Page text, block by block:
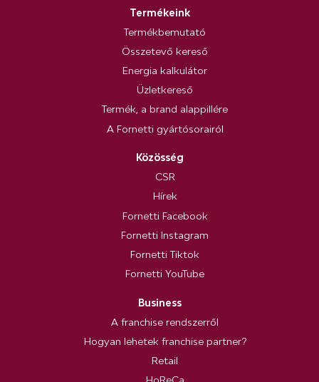
Termékeink
Termékbemutató
Összetevő kereső
Energia kalkulátor
Üzletkereső
Termék, a brand alappillére
A Fornetti gyártósorairól
Közösség
CSR
Hírek
Fornetti Facebook
Fornetti Instagram
Fornetti Tiktok
Fornetti YouTube
Business
A franchise rendszerről
Hogyan lehetek franchise partner?
Retail